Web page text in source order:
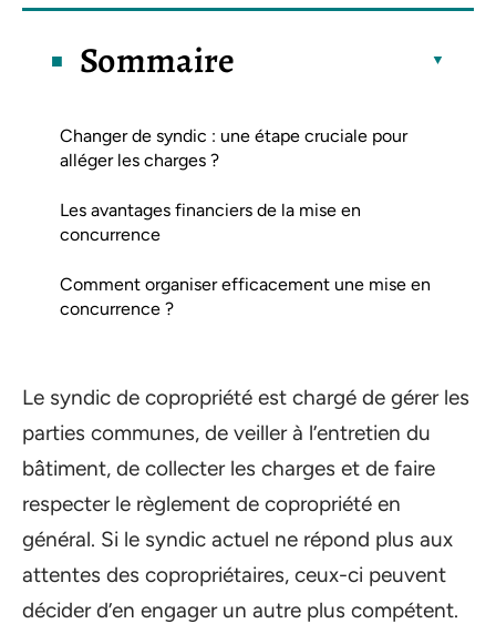
Sommaire
Changer de syndic : une étape cruciale pour
alléger les charges ?
Les avantages financiers de la mise en
concurrence
Comment organiser efficacement une mise en
concurrence ?
Le syndic de copropriété est chargé de gérer les
parties communes, de veiller à l’entretien du
bâtiment, de collecter les charges et de faire
respecter le règlement de copropriété en
général. Si le syndic actuel ne répond plus aux
attentes des copropriétaires, ceux-ci peuvent
décider d’en engager un autre plus compétent.